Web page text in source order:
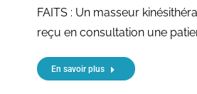
FAITS : Un masseur
reçu en consultation une
En savoir plus